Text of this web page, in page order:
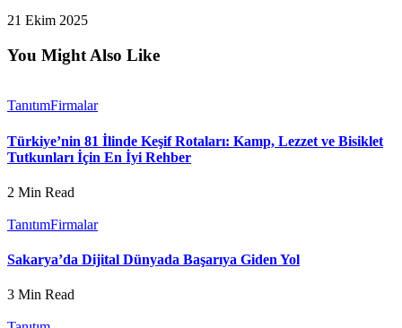
21 Ekim 2025
You Might Also Like
TanıtımFirmalar
Türkiye’nin 81 İlinde Keşif Rotaları: Kamp, Lezzet ve Bisiklet
Tutkunları İçin En İyi Rehber
2 Min Read
TanıtımFirmalar
Sakarya’da Dijital Dünyada Başarıya Giden Yol
3 Min Read